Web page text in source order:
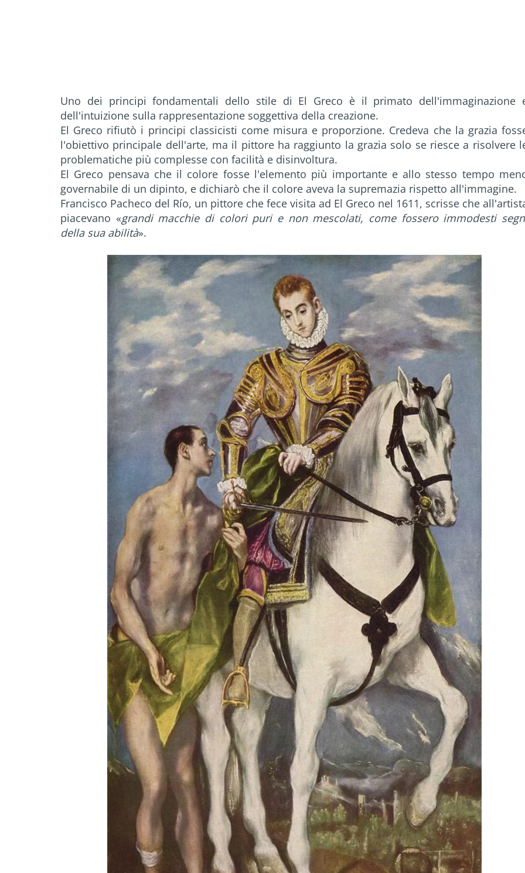
Uno dei principi fondamentali dello stile di El Greco è il primato dell'immaginazione
dell'intuizione sulla rappresentazione soggettiva della creazione.
El Greco rifiutò i principi classicisti come misura e proporzione. Credeva che la grazia
l'obiettivo principale dell'arte, ma il pittore ha raggiunto la grazia solo se riesce a risolvere
problematiche più complesse con facilità e disinvoltura.
El Greco pensava che il colore fosse l'elemento più importante e allo stesso tempo
governabile di un dipinto, e dichiarò che il colore aveva la supremazia rispetto all'immagine.
Francisco Pacheco del Río, un pittore che fece visita ad El Greco nel 1611, scrisse che
piacevano «grandi macchie di colori puri e non mescolati, come fossero immodesti
della sua abilità».